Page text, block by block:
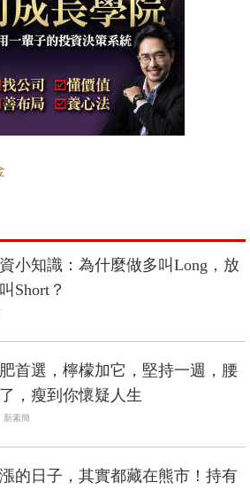
小知識：為什麼做多叫Long，放
Short？
首選，檸檬加它，堅持一週，腰
，瘦到你懷疑人生
新素簡
的日子，其實都藏在熊市！持有